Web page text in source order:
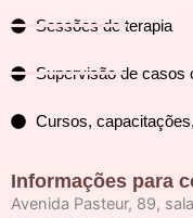
Sessões de terapia
Supervisão de casos
Cursos,
Informações para
Avenida Pasteur, 89,